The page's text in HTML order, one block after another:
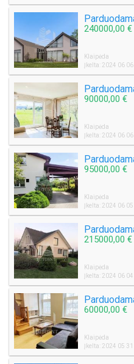
240000,00 €
Klaipėda
Įkelta: 2024 06 06
90000,00 €
Klaipėda
Įkelta: 2024 06 06
95000,00 €
Klaipėda
Įkelta: 2024 06 05
215000,00 €
Klaipėda
Įkelta: 2024 06 04
60000,00 €
Klaipėda
Įkelta: 2024 05 31